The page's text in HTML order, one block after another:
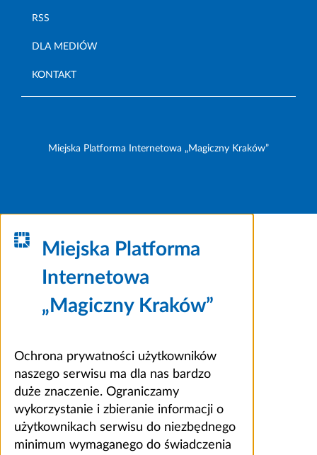
RSS
DLA MEDIÓW
KONTAKT
Miejska Platforma Internetowa „Magiczny Kraków”
Miejska Platforma
Internetowa
„Magiczny Kraków”
Ochrona prywatności użytkowników
naszego serwisu ma dla nas bardzo
duże znaczenie. Ograniczamy
wykorzystanie i zbieranie informacji o
użytkownikach serwisu do niezbędnego
minimum wymaganego do świadczenia